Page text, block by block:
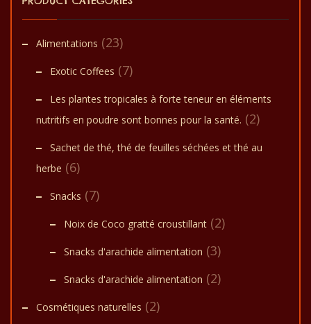
Alimentations (23)
Exotic Coffees (7)
Les plantes tropicales à forte teneur en éléments
nutritifs en poudre sont bonnes pour la santé. (2)
Sachet de thé, thé de feuilles séchées et thé au
herbe (6)
Snacks (7)
Noix de Coco gratté croustillant (2)
Snacks d'arachide alimentation (3)
Snacks d'arachide alimentation (2)
Cosmétiques naturelles (2)